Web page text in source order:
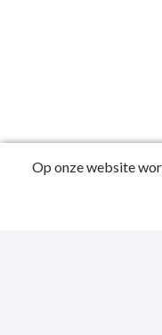
Op onze website